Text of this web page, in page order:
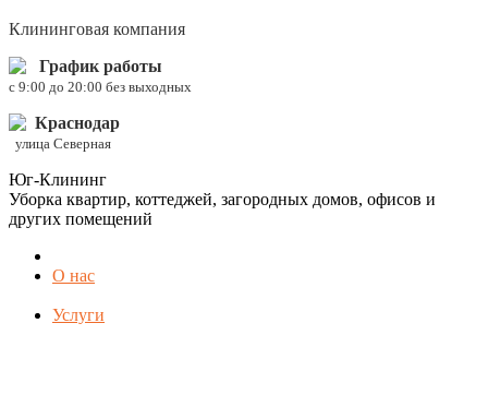
Клининговая компания
График работы
c 9:00 до 20:00 без выходных
Краснодар
улица Северная
Юг-Клининг
Уборка квартир, коттеджей, загородных домов, офисов и
других помещений
О нас
Услуги